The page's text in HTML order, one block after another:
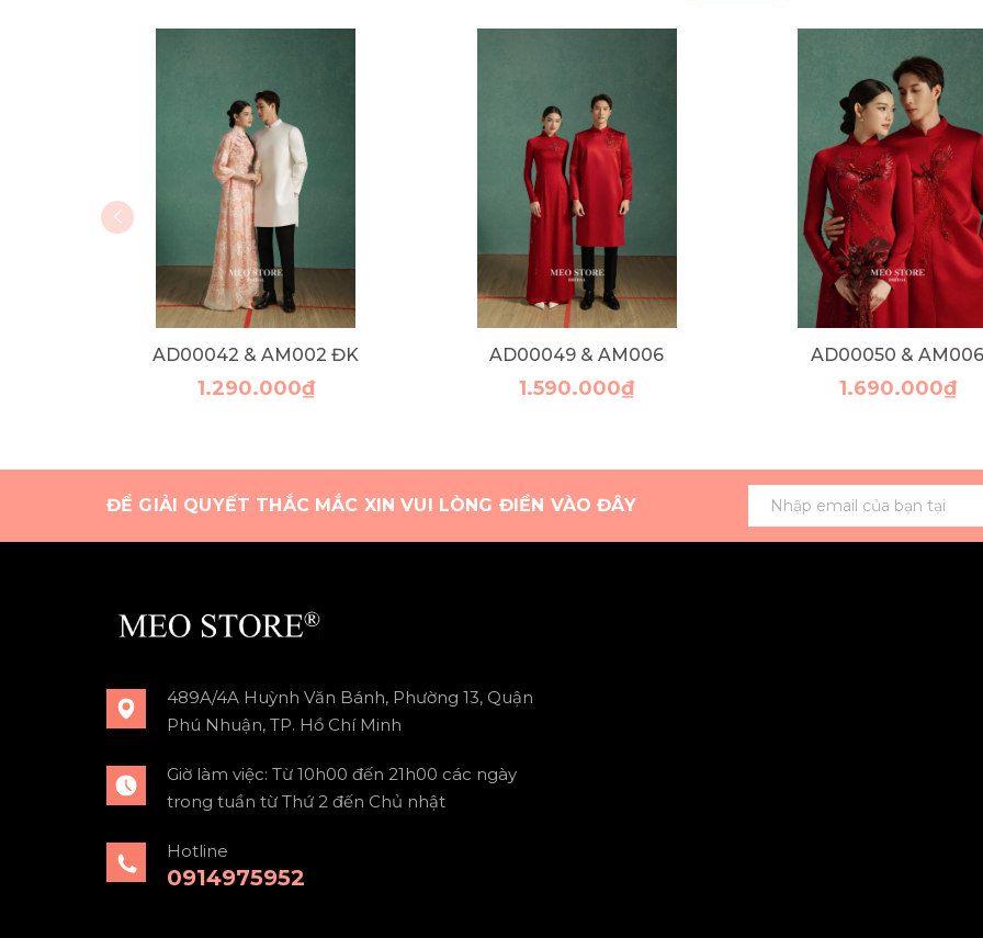
AD00042 & AM002 ĐK
1.290.000₫
AD00049 & AM006
1.590.000₫
AD00050 &
1.690.000₫
ĐỂ GIẢI QUYẾT THẮC MẮC XIN VUI LÒNG ĐIỀN VÀO ĐÂY
489A/4A Huỳnh Văn Bánh, Phường 13, Quận
Phú Nhuận, TP. Hồ Chí Minh
Giờ làm việc: Từ 10h00 đến 21h00 các ngày
trong tuần từ Thứ 2 đến Chủ nhật
Hotline
0914975952